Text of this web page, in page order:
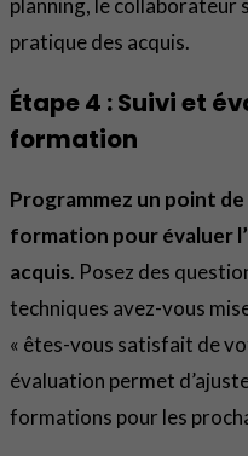
planning, le collaborateur
pratique des acquis.
Étape 4 : Suivi et
formation
Programmez un point de
formation pour évaluer
acquis. Posez des
techniques avez-vous
« êtes-vous satisfait de
évaluation permet
formations pour les